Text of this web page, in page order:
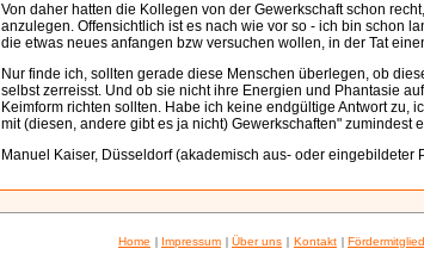
Von daher hatten die Kollegen von der Gewerkschaft schon
anzulegen. Offensichtlich ist es nach wie vor so - ich bin schon
die etwas neues anfangen bzw versuchen wollen, in der Tat
Nur finde ich, sollten gerade diese Menschen überlegen, ob
selbst zerreisst. Und ob sie nicht ihre Energien und Phantasie
Keimform richten sollten. Habe ich keine endgültige Antwort zu,
mit (diesen, andere gibt es ja nicht) Gewerkschaften" zumindest
Manuel Kaiser, Düsseldorf (akademisch aus- oder
Home | Impressum | Über uns | Kontakt |